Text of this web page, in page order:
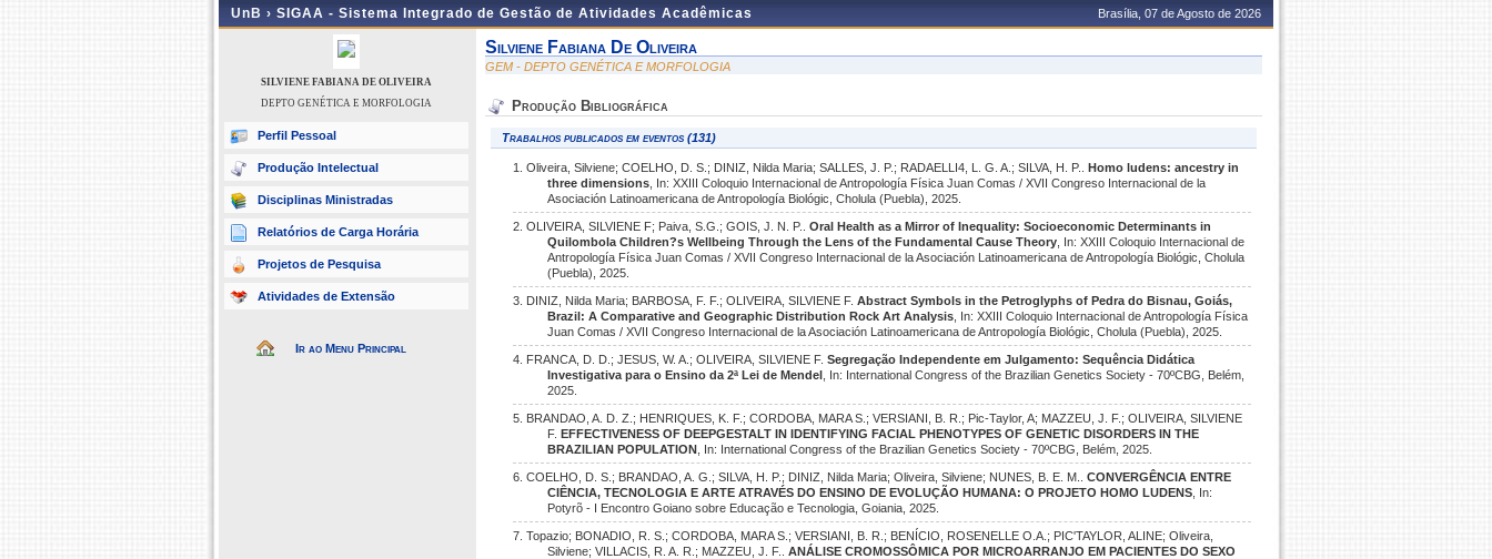
UnB › SIGAA - Sistema Integrado de Gestão de Atividades Acadêmicas Brasília, 07 de Agosto de 2026
SILVIENE FABIANA DE OLIVEIRA
DEPTO GENÉTICA E MORFOLOGIA
Perfil Pessoal
Produção Intelectual
Disciplinas Ministradas
Relatórios de Carga Horária
Projetos de Pesquisa
Atividades de Extensão
Ir ao Menu Principal
Silviene Fabiana De Oliveira
GEM - DEPTO GENÉTICA E MORFOLOGIA
Produção Bibliográfica
Trabalhos publicados em eventos (131)
1. Oliveira, Silviene; COELHO, D. S.; DINIZ, Nilda Maria; SALLES, J. P.; RADAELLI4, L. G. A.; SILVA, H. P.. Homo ludens: ancestry in
three dimensions , In: XXIII Coloquio Internacional de Antropología Física Juan Comas / XVII Congreso Internacional de la
Asociación Latinoamericana de Antropología Biológic, Cholula (Puebla), 2025.
2. OLIVEIRA, SILVIENE F; Paiva, S.G.; GOIS, J. N. P.. Oral Health as a Mirror of Inequality: Socioeconomic Determinants in
Quilombola Children?s Wellbeing Through the Lens of the Fundamental Cause Theory , In: XXIII Coloquio Internacional de
Antropología Física Juan Comas / XVII Congreso Internacional de la Asociación Latinoamericana de Antropología Biológic, Cholula
(Puebla), 2025.
3. DINIZ, Nilda Maria; BARBOSA, F. F.; OLIVEIRA, SILVIENE F. Abstract Symbols in the Petroglyphs of Pedra do Bisnau, Goiás,
Brazil: A Comparative and Geographic Distribution Rock Art Analysis , In: XXIII Coloquio Internacional de Antropología Física
Juan Comas / XVII Congreso Internacional de la Asociación Latinoamericana de Antropología Biológic, Cholula (Puebla), 2025.
4. FRANCA, D. D.; JESUS, W. A.; OLIVEIRA, SILVIENE F. Segregação Independente em Julgamento: Sequência Didática
Investigativa para o Ensino da 2ª Lei de Mendel , In: International Congress of the Brazilian Genetics Society - 70ºCBG, Belém,
2025.
5. BRANDAO, A. D. Z.; HENRIQUES, K. F.; CORDOBA, MARA S.; VERSIANI, B. R.; Pic-Taylor, A; MAZZEU, J. F.; OLIVEIRA, SILVIENE
F.EFFECTIVENESS OF DEEPGESTALT IN IDENTIFYING FACIAL PHENOTYPES OF GENETIC DISORDERS IN THE
BRAZILIAN POPULATION , In: International Congress of the Brazilian Genetics Society - 70ºCBG, Belém, 2025.
6. COELHO, D. S.; BRANDAO, A. G.; SILVA, H. P.; DINIZ, Nilda Maria; Oliveira, Silviene; NUNES, B. E. M.. CONVERGÊNCIA ENTRE
CIÊNCIA, TECNOLOGIA E ARTE ATRAVÉS DO ENSINO DE EVOLUÇÃO HUMANA: O PROJETO HOMO LUDENS , In:
Potyrõ - I Encontro Goiano sobre Educação e Tecnologia, Goiania, 2025.
7. Topazio; BONADIO, R. S.; CORDOBA, MARA S.; VERSIANI, B. R.; BENÍCIO, ROSENELLE O.A.; PIC'TAYLOR, ALINE; Oliveira,
Silviene; VILLACIS, R. A. R.; MAZZEU, J. F..ANÁLISE CROMOSSÔMICA POR MICROARRANJO EM PACIENTES DO SEXO